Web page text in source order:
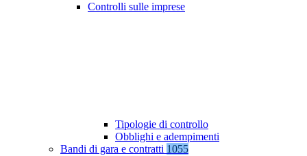
Controlli sulle imprese
Tipologie di controllo
Obblighi e adempimenti
Bandi di gara e contratti 1055